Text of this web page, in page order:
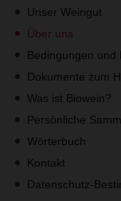
Unser Weingut
Über uns
Bedingungen und
Dokumente zum
Was ist Biowein?
Persönliche
Wörterbuch
Kontakt
Datenschutz-